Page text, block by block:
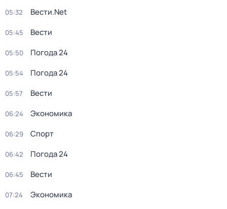
05:32 Вести.Net
05:45 Вести
05:50 Погода 24
05:54 Погода 24
05:57 Вести
06:24 Экономика
06:29 Спорт
06:42 Погода 24
06:45 Вести
07:24 Экономика